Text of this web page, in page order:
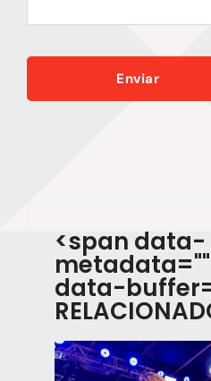
<span data-
metadata="
data-